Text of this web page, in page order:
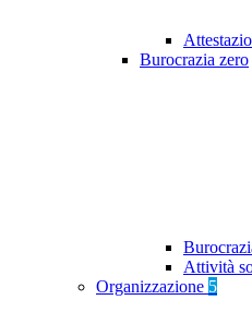
Burocrazia zero
Attività
Organizzazione 5